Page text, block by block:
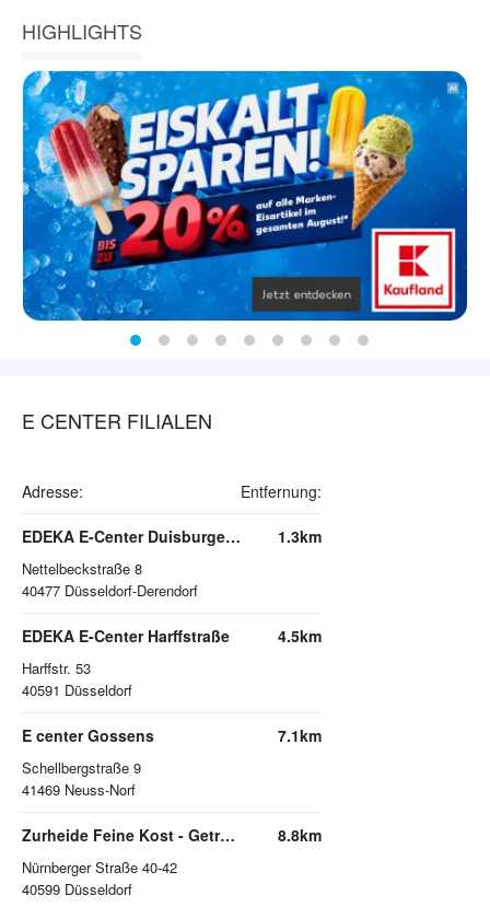
HIGHLIGHTS
E CENTER FILIALEN
Adresse: Entfernung:
EDEKA E-Center Duisburger Straße
Nettelbeckstraße 8
40477 Düsseldorf-Derendorf
1.3km
EDEKA E-Center Harffstraße
Harffstr. 53
40591 Düsseldorf
4.5km
E center Gossens
Schellbergstraße 9
41469 Neuss-Norf
7.1km
Zurheide Feine Kost - Getränkemarkt
Nürnberger Straße 40-42
40599 Düsseldorf
8.8km